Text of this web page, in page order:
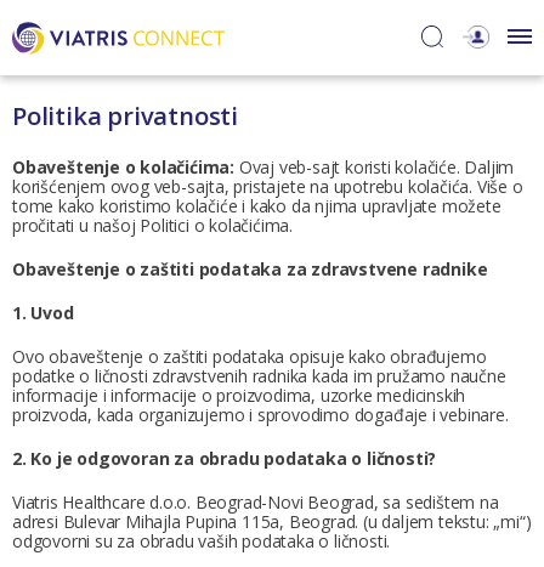
Politika privatnosti
Obaveštenje o kolačićima: Ovaj veb-sajt koristi kolačiće. Daljim
korišćenjem ovog veb-sajta, pristajete na upotrebu kolačića. Više o
tome kako koristimo kolačiće i kako da njima upravljate možete
pročitati u našoj Politici o kolačićima.
Obaveštenje o zaštiti podataka za zdravstvene radnike
1. Uvod
Ovo obaveštenje o zaštiti podataka opisuje kako obrađujemo
podatke o ličnosti zdravstvenih radnika kada im pružamo naučne
informacije i informacije o proizvodima, uzorke medicinskih
proizvoda, kada organizujemo i sprovodimo događaje i vebinare.
2. Ko je odgovoran za obradu podataka o ličnosti?
Viatris Healthcare d.o.o. Beograd-Novi Beograd, sa sedištem na
adresi Bulevar Mihajla Pupina 115a, Beograd. (u daljem tekstu: „mi“)
odgovorni su za obradu vaših podataka o ličnosti.